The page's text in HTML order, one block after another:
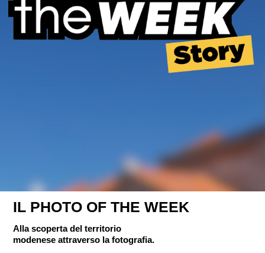
IL PHOTO OF THE WEEK
Alla scoperta del territorio
modenese attraverso la fotografia.